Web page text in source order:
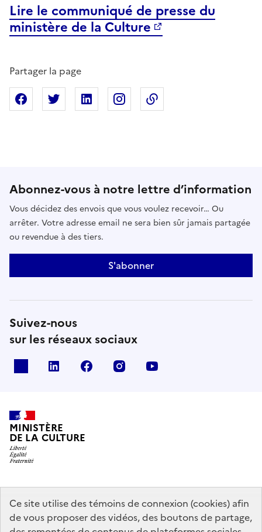
Ce site utilise des témoins de connexion (cookies) afin
de vous proposer des vidéos, des boutons de partage,
Lire le communiqué de presse du
ministère de la Culture
Partager la page
Partager sur Facebook
Partager sur XPartager sur Linkedin
Partager sur Instagram
Abonnez-vous à notre lettre d’information
Vous décidez des envois que vous voulez recevoir… Ou
arrêter. Votre adresse email ne sera bien sûr jamais partagée
ou revendue à des tiers.
S'abonner
Suivez-nous
sur les réseaux sociaux
linkedin facebook instagram
MINISTÈRE
DE LA CULTURE
data.gouv.fr legifrance.gouv.fr
info.gouv.fr
service-public.gouv.fr